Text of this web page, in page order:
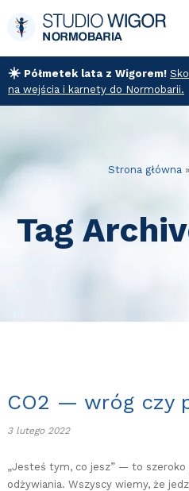
☀️ Półmetek lata z Wigorem!
na wejścia i karnety do Normobarii.
Strona główna
Tag
CO2 — wróg czy
3 lutego 2022
„Jesteś tym, co jesz” — to szeroko
odżywiania. Wszyscy wiemy, że